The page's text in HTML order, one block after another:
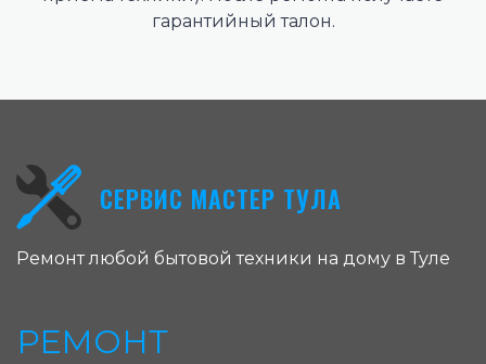
гарантийный талон.
СЕРВИС МАСТЕР ТУЛА
Ремонт любой бытовой техники на дому в Туле
РЕМОНТ